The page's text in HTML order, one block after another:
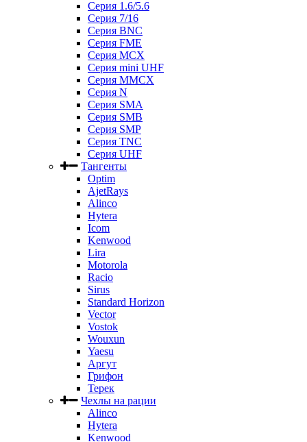
Серия 1.6/5.6
Серия 7/16
Серия BNC
Серия FME
Серия MCX
Серия mini UHF
Серия MMCX
Серия N
Серия SMA
Серия SMB
Серия SMP
Серия TNC
Серия UHF
Тангенты
Optim
AjetRays
Alinco
Hytera
Icom
Kenwood
Lira
Motorola
Racio
Sirus
Standard Horizon
Vector
Vostok
Wouxun
Yaesu
Аргут
Грифон
Терек
Чехлы на рации
Alinco
Hytera
Kenwood